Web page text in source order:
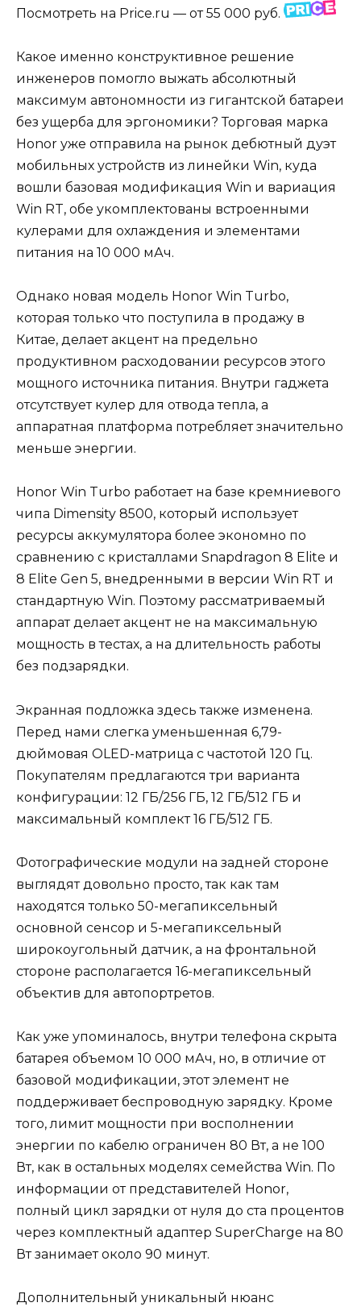
Посмотреть на Price.ru — от 55 000 руб.
Какое именно конструктивное решение
инженеров помогло выжать абсолютный
максимум автономности из гигантской батареи
без ущерба для эргономики? Торговая марка
Honor уже отправила на рынок дебютный дуэт
мобильных устройств из линейки Win, куда
вошли базовая модификация Win и вариация
Win RT, обе укомплектованы встроенными
кулерами для охлаждения и элементами
питания на 10 000 мАч.
Однако новая модель Honor Win Turbo,
которая только что поступила в продажу в
Китае, делает акцент на предельно
продуктивном расходовании ресурсов этого
мощного источника питания. Внутри гаджета
отсутствует кулер для отвода тепла, а
аппаратная платформа потребляет значительно
меньше энергии.
Honor Win Turbo работает на базе кремниевого
чипа Dimensity 8500, который использует
ресурсы аккумулятора более экономно по
сравнению с кристаллами Snapdragon 8 Elite и
8 Elite Gen 5, внедренными в версии Win RT и
стандартную Win. Поэтому рассматриваемый
аппарат делает акцент не на максимальную
мощность в тестах, а на длительность работы
без подзарядки.
Экранная подложка здесь также изменена.
Перед нами слегка уменьшенная 6,79-
дюймовая OLED-матрица с частотой 120 Гц.
Покупателям предлагаются три варианта
конфигурации: 12 ГБ/256 ГБ, 12 ГБ/512 ГБ и
максимальный комплект 16 ГБ/512 ГБ.
Фотографические модули на задней стороне
выглядят довольно просто, так как там
находятся только 50-мегапиксельный
основной сенсор и 5-мегапиксельный
широкоугольный датчик, а на фронтальной
стороне располагается 16-мегапиксельный
объектив для автопортретов.
Как уже упоминалось, внутри телефона скрыта
батарея объемом 10 000 мАч, но, в отличие от
базовой модификации, этот элемент не
поддерживает беспроводную зарядку. Кроме
того, лимит мощности при восполнении
энергии по кабелю ограничен 80 Вт, а не 100
Вт, как в остальных моделях семейства Win. По
информации от представителей Honor,
полный цикл зарядки от нуля до ста процентов
через комплектный адаптер SuperCharge на 80
Вт занимает около 90 минут.
Дополнительный уникальный нюанс